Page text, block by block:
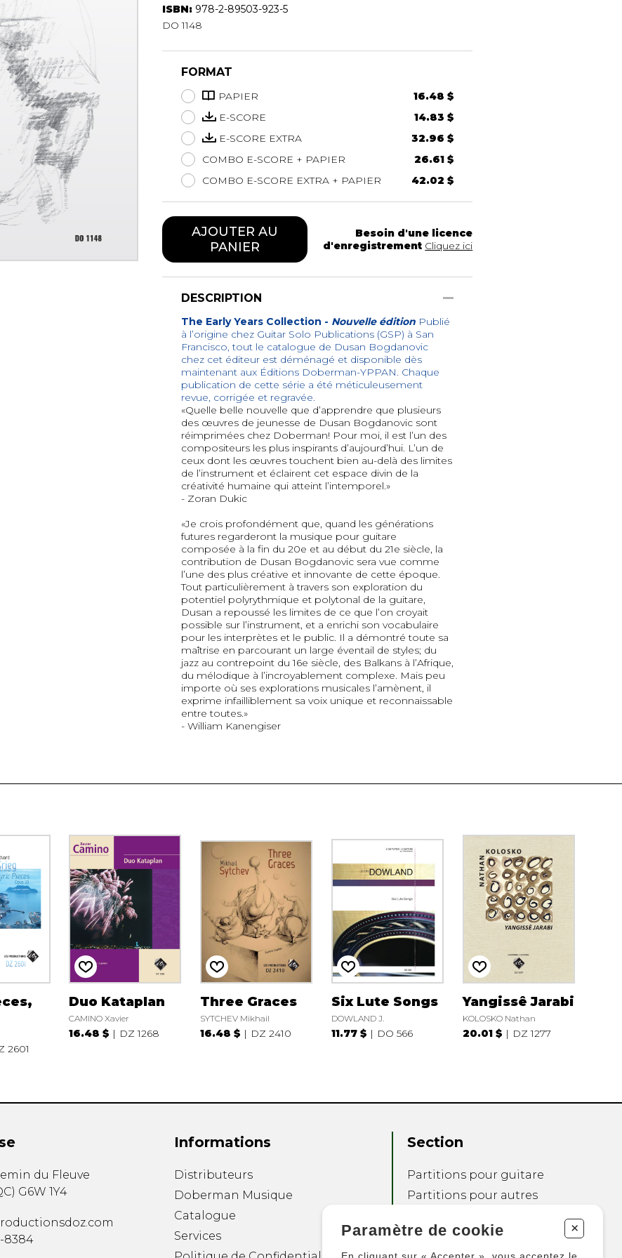
Hautbois
Luth
Percussion
Piano
Saxophone
Trompette
Tuba
Ukulélé
Voix
ISBN: 978-2-89503-923-5
DO 1148
FORMAT
PAPIER
16.48 $
E-SCORE
14.83 $
E-SCORE EXTRA
32.96 $
COMBO E-SCORE + PAPIER
26.61 $
COMBO E-SCORE EXTRA + PAPIER
42.02 $
AJOUTER AU
PANIER
Besoin d'une licence
d'enregistrement Cliquez ici
DESCRIPTION
The Early Years Collection - Nouvelle édition Publié
à l’origine chez Guitar Solo Publications (GSP) à San
Francisco, tout le catalogue de Dusan Bogdanovic
chez cet éditeur est déménagé et disponible dès
maintenant aux Éditions Doberman-YPPAN. Chaque
publication de cette série a été méticuleusement
revue, corrigée et regravée.
«Quelle belle nouvelle que d’apprendre que plusieurs
des œuvres de jeunesse de Dusan Bogdanovic sont
réimprimées chez Doberman! Pour moi, il est l’un des
compositeurs les plus inspirants d’aujourd’hui. L’un de
ceux dont les œuvres touchent bien au-delà des limites
de l’instrument et éclairent cet espace divin de la
créativité humaine qui atteint l’intemporel.»
- Zoran Dukic
«Je crois profondément que, quand les générations
futures regarderont la musique pour guitare
composée à la fin du 20e et au début du 21e siècle, la
contribution de Dusan Bogdanovic sera vue comme
l’une des plus créative et innovante de cette époque.
Tout particulièrement à travers son exploration du
potentiel polyrythmique et polytonal de la guitare,
Dusan a repoussé les limites de ce que l’on croyait
possible sur l’instrument, et a enrichi son vocabulaire
pour les interprètes et le public. Il a démontré toute sa
maîtrise en parcourant un large éventail de styles; du
jazz au contrepoint du 16e siècle, des Balkans à l’Afrique,
du mélodique à l’incroyablement complexe. Mais peu
importe où ses explorations musicales l’amènent, il
exprime infailliblement sa voix unique et reconnaissable
entre toutes.»
- William Kanengiser
2601
Duo Kataplan
CAMINO Xavier
16.48 $ DZ 1268
Three Graces
SYTCHEV Mikhail
16.48 $ DZ 2410
Six Lute Songs
DOWLAND J.
11.77 $ DO 566
Yangissê Jarabi
KOLOSKO Nathan
20.01 $ DZ 1277
du Fleuve
) G6W 1Y4
8384
Informations
Distributeurs
Doberman Musique
Catalogue
Services
Section
Partitions pour guitare
Partitions pour autres
Partitions pour
ensembles
Paramètre de cookie +